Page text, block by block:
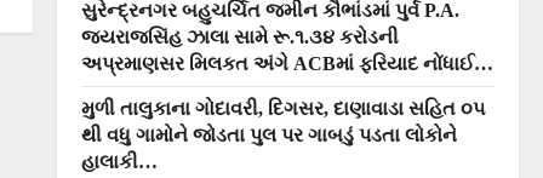
સુરેન્દ્રનગર બહુચર્ચિત જમીન કૌભાંડમાં પુર્વ P.A.
જયરાજસિંહ ઝાલા સામે રૂ.૧.૩૪ કરોડની
અપ્રમાણસર મિલકત અંગે ACBમાં ફરિયાદ નોંધાઈ…
મુળી તાલુકાના ગોદાવરી, દિગસર, દાણાવાડા સહિત ૦૫
થી વધુ ગામોને જોડતા પુલ પર ગાબડું પડતા લોકોને
હાલાકી…